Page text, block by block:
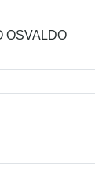
OSVALDO